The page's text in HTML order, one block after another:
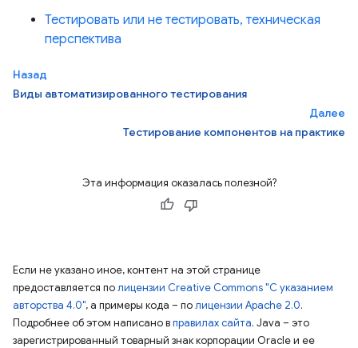
Тестировать или не тестировать, техническая
перспектива
Назад
Виды автоматизированного тестирования
Далее
Тестирование компонентов на практике
Эта информация оказалась полезной?
Если не указано иное, контент на этой странице
предоставляется полицензии Creative Commons "С указанием
авторства 4.0", а примеры кода – полицензии Apache 2.0.
Подробнее об этом написано вправилах сайта. Java – это
зарегистрированный товарный знак корпорации Oracle и ее